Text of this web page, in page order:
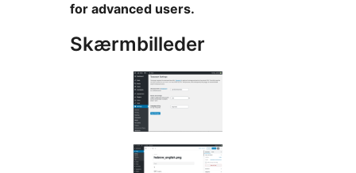
for advanced users.
Skærmbilleder